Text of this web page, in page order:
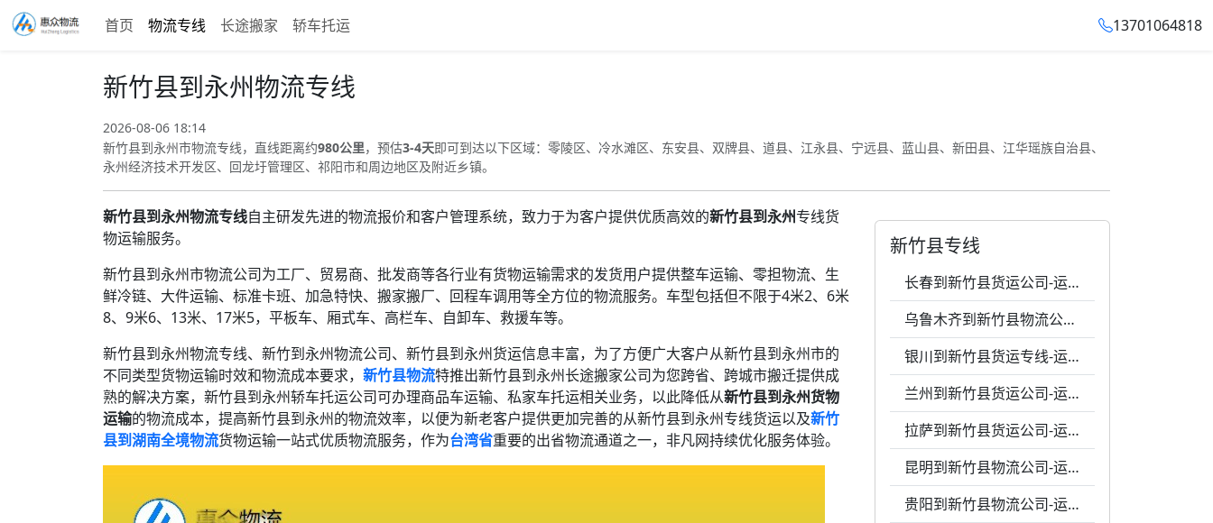
首页 物流专线 长途搬家 轿车托运 13701064818
新竹县到永州物流专线
2026-08-06 18:14
新竹县到永州市物流专线，直线距离约980公里，预估3-4天即可到达以下区域：零陵区、冷水滩区、东安县、双牌县、道县、江永县、宁远县、蓝山县、新田县、江华瑶族自治县、
永州经济技术开发区、回龙圩管理区、祁阳市和周边地区及附近乡镇。
新竹县到永州物流专线自主研发先进的物流报价和客户管理系统，致力于为客户提供优质高效的新竹县到永州专线货
物运输服务。
新竹县到永州市物流公司为工厂、贸易商、批发商等各行业有货物运输需求的发货用户提供整车运输、零担物流、生
鲜冷链、大件运输、标准卡班、加急特快、搬家搬厂、回程车调用等全方位的物流服务。车型包括但不限于4米2、6米
8、9米6、13米、17米5，平板车、厢式车、高栏车、自卸车、救援车等。
新竹县到永州物流专线、新竹到永州物流公司、新竹县到永州货运信息丰富，为了方便广大客户从新竹县到永州市的
不同类型货物运输时效和物流成本要求， 新竹县物流特推出新竹县到永州长途搬家公司为您跨省、跨城市搬迁提供成
熟的解决方案，新竹县到永州轿车托运公司可办理商品车运输、私家车托运相关业务，以此降低从新竹县到永州货物
运输的物流成本，提高新竹县到永州的物流效率，以便为新老客户提供更加完善的从新竹县到永州专线货运以及新竹
县到湖南全境物流货物运输一站式优质物流服务，作为台湾省重要的出省物流通道之一，非凡网持续优化服务体验。
新竹县专线
长春到新竹县货运公司-运费0.61元一公斤-24小时服务
乌鲁木齐到新竹县物流公司-运费0.82元一公斤-全程跟踪
银川到新竹县货运专线-运费0.59元一千克-破损包赔
兰州到新竹县货运公司-运费0.59元1公斤-每天发车
拉萨到新竹县货运公司-运费0.72元一公斤-专业包装
昆明到新竹县物流公司-运费0.56元每公斤-天天发车
贵阳到新竹县物流公司-运费0.51元1公斤-专业包装